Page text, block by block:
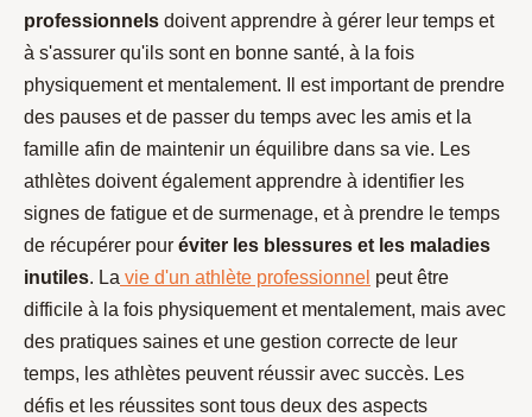
professionnels doivent apprendre à gérer leur temps et
à s'assurer qu'ils sont en bonne santé, à la fois
physiquement et mentalement. Il est important de prendre
des pauses et de passer du temps avec les amis et la
famille afin de maintenir un équilibre dans sa vie. Les
athlètes doivent également apprendre à identifier les
signes de fatigue et de surmenage, et à prendre le temps
de récupérer pour éviter les blessures et les maladies
inutiles. La vie d'un athlète professionnel peut être
difficile à la fois physiquement et mentalement, mais avec
des pratiques saines et une gestion correcte de leur
temps, les athlètes peuvent réussir avec succès. Les
défis et les réussites sont tous deux des aspects